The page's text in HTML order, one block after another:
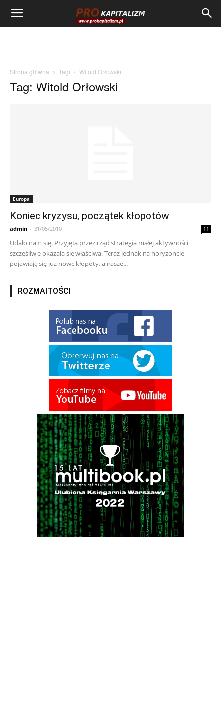
Strona główna Tagi Witold Orłowski
Tag: Witold Orłowski
Europa
Koniec kryzysu, początek kłopotów
admin - 31/05/2010 11
Udało nam się. Przyjęta przez rząd strategia małej aktywności
szczęśliwie okazała się właściwa. Teraz jednak na horyzoncie
pojawiają się już nowe kłopoty, a nasze...
ROZMAITOŚCI